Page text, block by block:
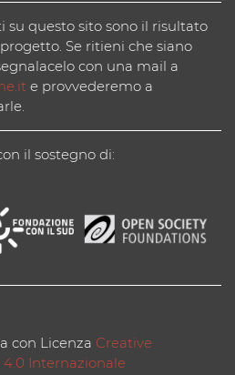
su questo sito sono il risultato
Se ritieni che siano
con una mail a
e provvederemo a
il sostegno di:
con Licenza Creative
Internazionale